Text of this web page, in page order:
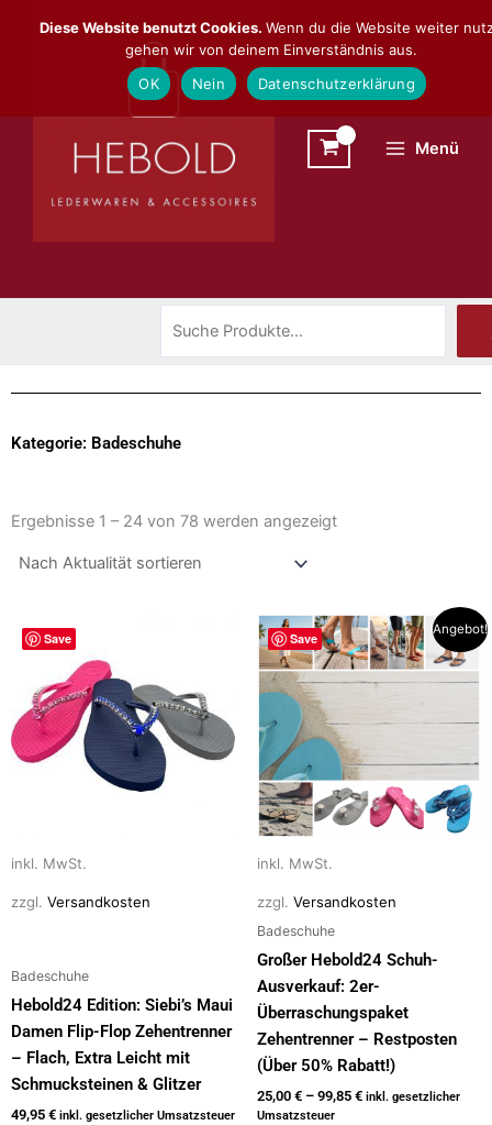
Inhalt
Menü
Kategorie: Badeschuhe
Ergebnisse 1 – 24 von 78 werden angezeigtAktualität
Save
inkl. MwSt.
zzgl. Versandkosten
Badeschuhe
Hebold24 Edition: Siebi’s Maui
Damen Flip-Flop Zehentrenner
– Flach, Extra Leicht mit
Schmucksteinen & Glitzer
49,95 € inkl. gesetzlicher Umsatzsteuer
Dieses
Produkt
mehrere
Varianten
auf.
auf
Produktseite
werden
Save
Angebot!
inkl. MwSt.
zzgl. Versandkosten
Badeschuhe
Großer Hebold24 Schuh-
Ausverkauf: 2er-
Überraschungspaket
Zehentrenner – Restposten
(Über 50% Rabatt!)
25,00 € – 99,85 € inkl. gesetzlicher
Umsatzsteuer
Dieses
Produkt
weist
mehrere
Varianten
auf.
Die
Optionen
können
auf
Produktseite
gewählt
werden
Diese Website benutzt Cookies. Wenn du die Website weiter
gehen wir von deinem Einverständnis aus.
OK
Nein Datenschutzerklärung